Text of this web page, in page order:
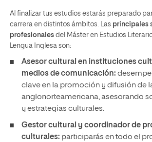
Al finalizar tus estudios estarás preparado
carrera en distintos ámbitos. Las principales
profesionales del Máster en Estudios
Lengua Inglesa son:
Asesor cultural en instituciones
medios de comunicación:
clave en la promoción y difusión de
anglonorteamericana, asesorando
y estrategias culturales.
Gestor cultural y coordinador de
culturales: participarás en todo el